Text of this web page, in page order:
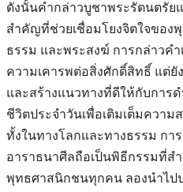
ดังนั้นคํากล่าวบูชาพระรัตนตรัย
สำคัญที่ช่วยเชื่อมโยงจิตใจขอ
ธรรม และพระสงฆ์ การกล่าวคำ
ความเคารพต่อสิ่งศักดิ์สิทธิ์ แต่ยั
และสร้างแนวทางที่ดีให้กับการ
ชีวิตประจำวันเพื่อเติมเต็มความ
ทั้งในทางโลกและทางธรรม กา
อาราธนาศีลถือเป็นพิธีกรรมที่
พุทธศาสนิกชนทุกคน ลองนำไป